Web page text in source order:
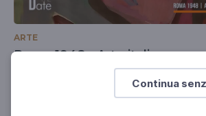
Continua
ARTE
Roma 1948 - Arte italiana
15 Mag 2023 > 10 Ott 2023